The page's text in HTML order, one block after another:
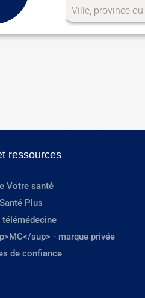
ressources
Votre santé
Plus
télémédecine
sup> - marque privée
de confiance